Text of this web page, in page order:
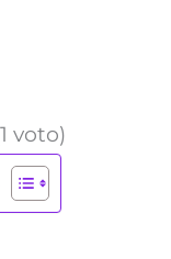
voto)